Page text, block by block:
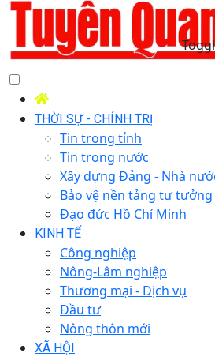
THỜI SỰ - CHÍNH TRỊ
Tin trong tỉnh
Tin trong nước
Xây dựng Đảng - Nhà
Bảo vệ nền tảng tư
Đạo đức Hồ Chí Minh
KINH TẾ
Công nghiệp
Nông-Lâm nghiệp
Thương mại - Dịch vụ
Đầu tư
Nông thôn mới
XÃ HỘI